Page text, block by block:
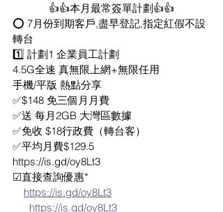
             👍👍本月最常簽單計劃👍👍
⭕ 7月份到期客戶,盡早登記,指定紅假不設
轉台
1️⃣ 計劃1 企業員工計劃
4.5G全速 真無限上網+無限任用
手機/平版 熱點分享
✅$148 免三個月月費
✅送 每月2GB 大灣區數據
✅免收 $18行政費（轉台客）
✅平均月費$129.5
https://is.gd/oy8Lt3
☑直接查詢優惠*
https://is.gd/oy8Lt3
https://is.gd/oy8Lt3